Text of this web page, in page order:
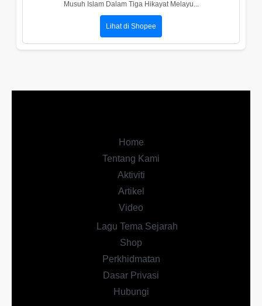
Musuh Islam Dalam Tiga Hikayat Melayu...
Lihat di Shopee
Home
Tentang Kami
Aktiviti
Artikel
Video
Lagu Tema Sejarah
Shop
Perkhidmatan
Dasar Privasi
Hubungi